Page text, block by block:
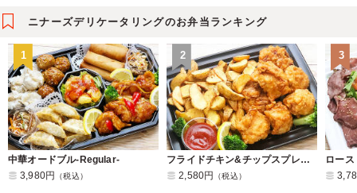
ニナーズデリケータリングのお弁当ランキング
1
中華オードブル-Regular-
3,980円
（税込）
2
フライドチキン&チップスプレート
2,580円
（税込）
3
ロー